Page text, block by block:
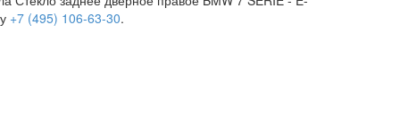
+7 (495) 106-63-30.